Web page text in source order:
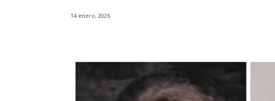
14 enero, 2026